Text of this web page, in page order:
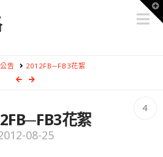
告 2012FB─FB3花絮
4
花絮
08-25